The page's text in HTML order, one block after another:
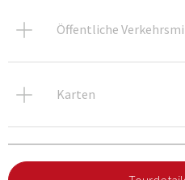
Öffentliche
Karten